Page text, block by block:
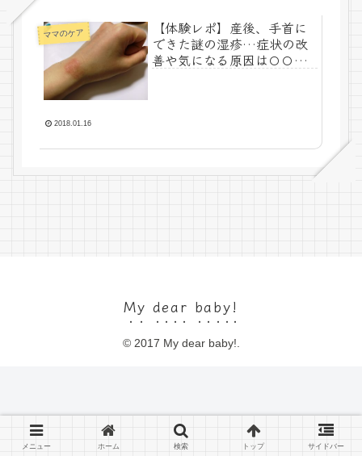
ママのケア
【体験レポ】産後、手首に
できた謎の湿疹…症状の改
善や気になる原因は〇〇だ
2018.01.16
My dear baby!
© 2017 My dear baby!.
メニュー ホーム 検索 トップ サイドバー